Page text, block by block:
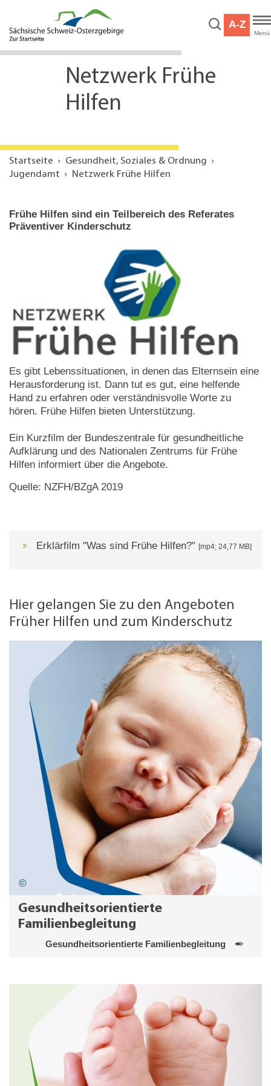
Hauptinhalt
Service
A-Z
Menü
Netzwerk Frühe
Hilfen
Startseite
Gesundheit, Soziales & Ordnung
Jugendamt
Netzwerk Frühe Hilfen
Frühe Hilfen sind ein Teilbereich des Referates
Präventiver Kinderschutz
Es gibt Lebenssituationen, in denen das Elternsein eine
Herausforderung ist. Dann tut es gut, eine helfende
Hand zu erfahren oder verständnisvolle Worte zu
hören. Frühe Hilfen bieten Unterstützung.
Ein Kurzfilm der Bundeszentrale für gesundheitliche
Aufklärung und des Nationalen Zentrums für Frühe
Hilfen informiert über die Angebote.
Quelle: NZFH/BZgA 2019
Erklärfilm "Was sind Frühe Hilfen?" [mp4; 24,77 MB]
Hier gelangen Sie zu den Angeboten
Früher Hilfen und zum Kinderschutz
Gesundheitsorientierte
Familienbegleitung
Gesundheitsorientierte Familienbegleitung